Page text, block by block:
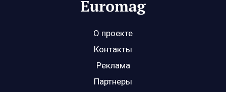
О проекте
Контакты
Реклама
Партнеры